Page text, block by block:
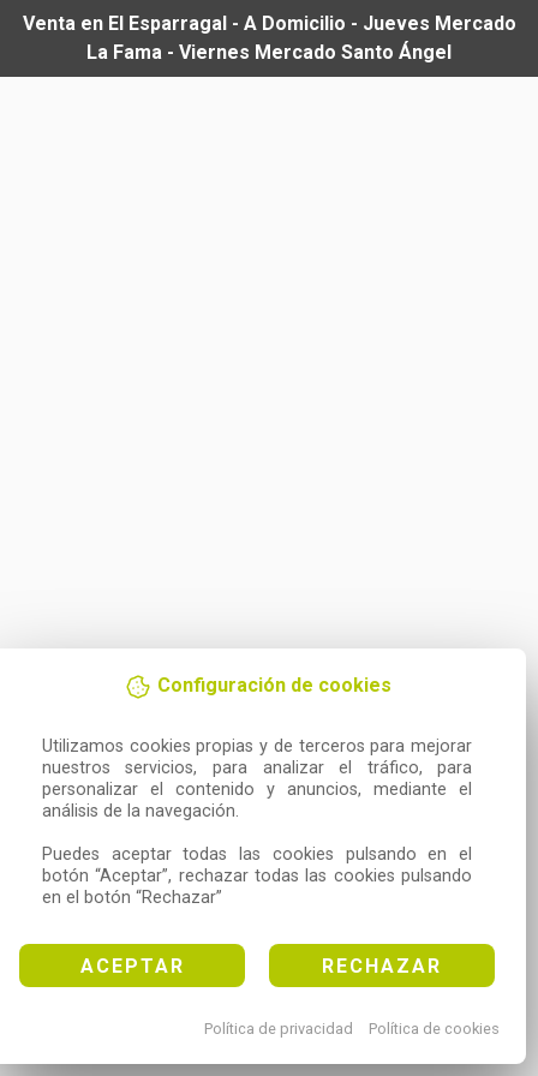
Configuración de cookies
Utilizamos cookies propias y de terceros para mejorar
nuestros servicios, para analizar el tráfico, para
personalizar el contenido y anuncios, mediante el
análisis de la navegación.
Puedes aceptar todas las cookies pulsando en el
botón “Aceptar”, rechazar todas las cookies pulsando
en el botón “Rechazar”
ACEPTAR RECHAZAR
Política de privacidad Política de cookies
Venta en El Esparragal - A Domicilio - Jueves Mercado
La Fama - Viernes Mercado Santo Ángel